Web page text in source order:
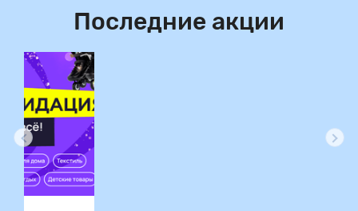
Последние акции